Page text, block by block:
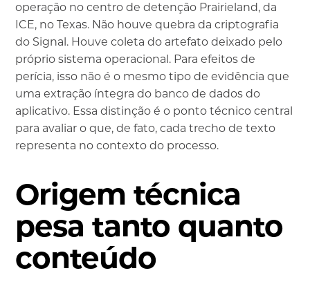
operação no centro de detenção Prairieland, da
ICE, no Texas. Não houve quebra da criptografia
do Signal. Houve coleta do artefato deixado pelo
próprio sistema operacional. Para efeitos de
perícia, isso não é o mesmo tipo de evidência que
uma extração íntegra do banco de dados do
aplicativo. Essa distinção é o ponto técnico central
para avaliar o que, de fato, cada trecho de texto
representa no contexto do processo.
Origem técnica
pesa tanto quanto
conteúdo